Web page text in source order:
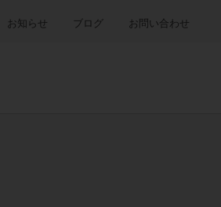
お知らせ ブログ お問い合わせ